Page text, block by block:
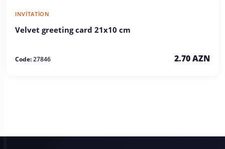
INVITATION
Velvet greeting card 21x10 cm
Code:27846 2.70 AZN